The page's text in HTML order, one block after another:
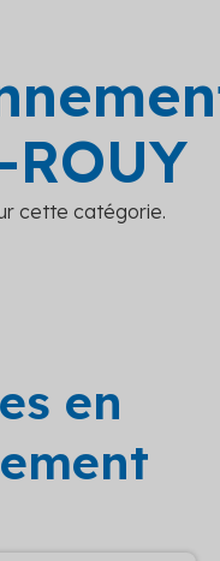
cette catégorie.
en